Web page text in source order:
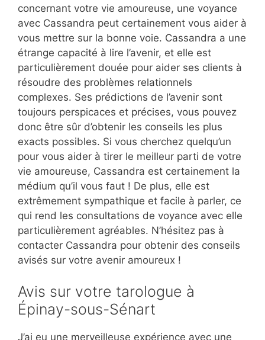
concernant votre vie amoureuse, une voyance
avec Cassandra peut certainement vous aider à
vous mettre sur la bonne voie. Cassandra a une
étrange capacité à lire l’avenir, et elle est
particulièrement douée pour aider ses clients à
résoudre des problèmes relationnels
complexes. Ses prédictions de l’avenir sont
toujours perspicaces et précises, vous pouvez
donc être sûr d’obtenir les conseils les plus
exacts possibles. Si vous cherchez quelqu’un
pour vous aider à tirer le meilleur parti de votre
vie amoureuse, Cassandra est certainement la
médium qu’il vous faut ! De plus, elle est
extrêmement sympathique et facile à parler, ce
qui rend les consultations de voyance avec elle
particulièrement agréables. N’hésitez pas à
contacter Cassandra pour obtenir des conseils
avisés sur votre avenir amoureux !
Avis sur votre tarologue à
Épinay-sous-Sénart
J’ai eu une merveilleuse expérience avec une